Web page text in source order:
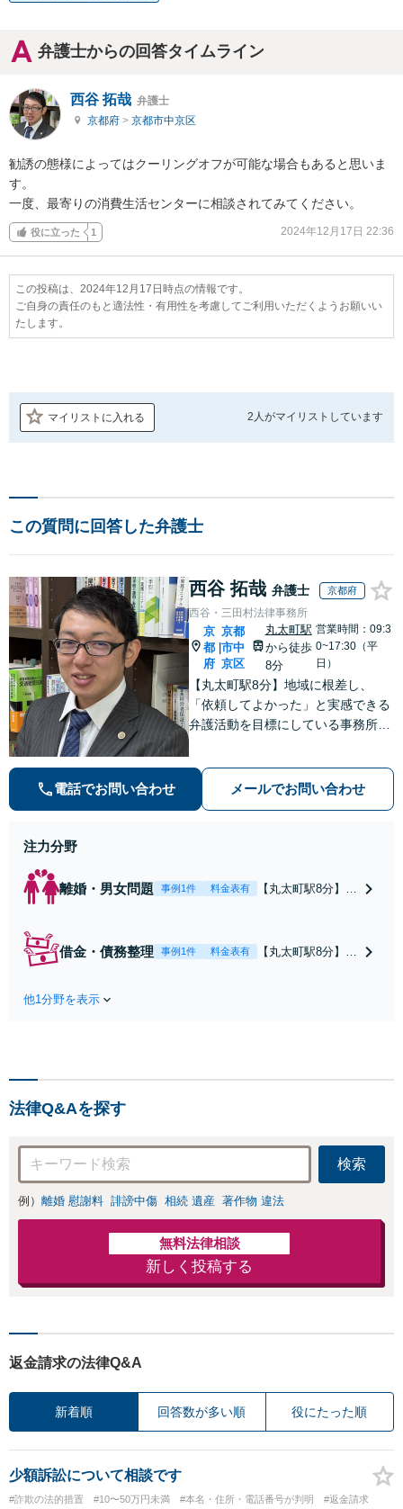
弁護士からの回答タイムライン
西谷 拓哉 弁護士
京都府 > 京都市中京区
勧誘の態様によってはクーリングオフが可能な場合もあると思いま
す。
一度、最寄りの消費生活センターに相談されてみてください。
役に立った 1 2024年12月17日 22:36
この投稿は、2024年12月17日時点の情報です。
ご自身の責任のもと適法性・有用性を考慮してご利用いただくようお願いい
たします。
マイリストに入れる 2人がマイリストしています
この質問に回答した弁護士
西谷 拓哉 弁護士 京都府
西谷・三田村法律事務所
京
都
府
京都
市中
京区
丸太町駅
から徒歩
8分
営業時間：09:3
0~17:30（平
日）
【丸太町駅8分】地域に根差し、
「依頼してよかった」と実感できる
弁護活動を目標にしている事務所で
実績あり【相続・遺言】相談者さま
に寄り添い、円滑な相続を目指しま
電話でお問い合わせ メールでお問い合わせ
注力分野
離婚・男女問題 事例1件 料金表有
【丸太町駅8分】調
く冷静な主張が重
借金・債務整理 事例1件 料金表有
【丸太町駅8分】
者さまのご要望を
有】【初回相談30
他1分野を表示
法律Q&Aを探す
検索
例） 離婚 慰謝料 誹謗中傷 相続 遺産 著作物 違法
無料法律相談
新しく投稿する
返金請求の法律Q&A
新着順 回答数が多い順 役にたった順
少額訴訟について相談です
#詐欺の法的措置 #10〜50万円未満 #本名・住所・電話番号が判明 #返金請求